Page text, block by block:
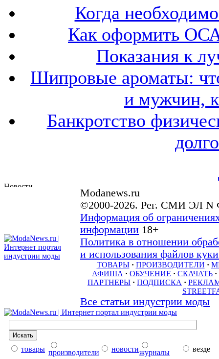
Когда
Как оформить
Показания к
Шипровые ароматы:
и мужчин,
Банкротство
Modanews.ru
©2000-2026. Рег. СМИ ЭЛ N
Информация об
информации 18+
Политика в отношении
и использования файлов
ТОВАРЫ · ПРОИЗВОДИТЕЛИ ·
АФИША · ОБУЧЕНИЕ · СКАЧАТЬ ·
ПАРТНЕРЫ · ПОДПИСКА ·
Все статьи индустрии моды
товары производители новостижурналы везде